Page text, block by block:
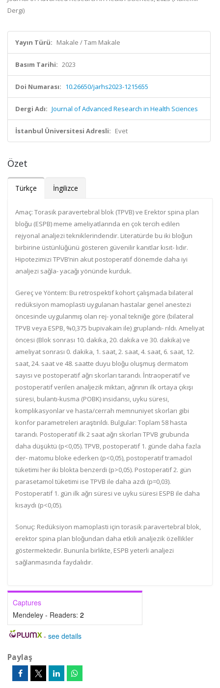
Dergi)
Yayın Türü: Makale / Tam Makale
Basım Tarihi: 2023
Doi Numarası: 10.26650/jarhs2023-1215655
Dergi Adı: Journal of Advanced Research in Health Sciences
İstanbul Üniversitesi Adresli: Evet
Özet
Türkçe İngilizce
Amaç: Torasik paravertebral blok (TPVB) ve Erektor spina plan
bloğu (ESPB) meme ameliyatlarında en çok tercih edilen
rejyonal analjezi tekniklerindendir. Literatürde bu iki bloğun
birbirine üstünlüğünü gösteren güvenilir kanıtlar kısıt- lıdır.
Hipotezimizi TPVB’nin akut postoperatif dönemde daha iyi
analjezi sağla- yacağı yönünde kurduk.
Gereç ve Yöntem: Bu retrospektif kohort çalışmada bilateral
redüksiyon mamoplasti uygulanan hastalar genel anestezi
öncesinde uygulanmış olan rej- yonal tekniğe göre (bilateral
TPVB veya ESPB, %0,375 bupivakain ile) gruplandı- rıldı. Ameliyat
öncesi (Blok sonrası 10. dakika, 20. dakika ve 30. dakika) ve
ameliyat sonrası 0. dakika, 1. saat, 2. saat, 4. saat, 6. saat, 12.
saat, 24. saat ve 48. saatte duyu bloğu oluşmuş dermatom
sayısı ve postoperatif ağrı skorları tarandı. İntraoperatif ve
postoperatif verilen analjezik miktarı, ağrının ilk ortaya çıkışı
süresi, bulantı-kusma (POBK) insidansı, uyku süresi,
komplikasyonlar ve hasta/cerrah memnuniyet skorları gibi
konfor parametreleri araştırıldı. Bulgular: Toplam 58 hasta
tarandı. Postoperatif ilk 2 saat ağrı skorları TPVB grubunda
daha düşüktü (p<0,05). TPVB, postoperatif 1. günde daha fazla
der- matomu bloke ederken (p<0,05), postoperatif tramadol
tüketimi her iki blokta benzerdi (p>0,05). Postoperatif 2. gün
parasetamol tüketimi ise TPVB ile daha azdı (p=0,03).
Postoperatif 1. gün ilk ağrı süresi ve uyku süresi ESPB ile daha
kısaydı (p<0,05).
Sonuç: Redüksiyon mamoplasti için torasik paravertebral blok,
erektor spina plan bloğundan daha etkili analjezik özellikler
göstermektedir. Bununla birlikte, ESPB yeterli analjezi
sağlanmasında faydalıdır.
Captures
Mendeley - Readers: 2
- see details
Paylaş